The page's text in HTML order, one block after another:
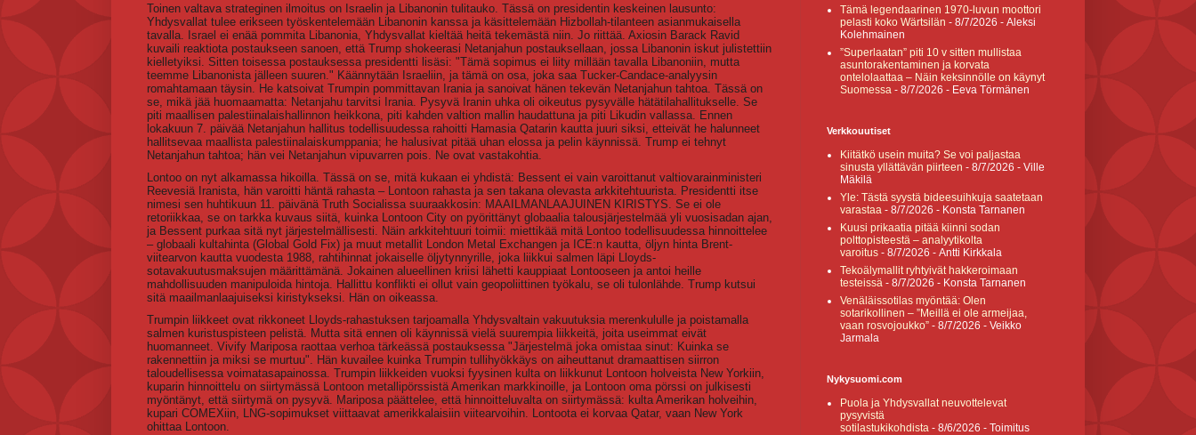
Toinen valtava strateginen ilmoitus on Israelin ja Libanonin tulitauko. Tässä on presidentin keskeinen lausunto:
Yhdysvallat tulee erikseen työskentelemään Libanonin kanssa ja käsittelemään Hizbollah-tilanteen asianmukaisella
tavalla. Israel ei enää pommita Libanonia, Yhdysvallat kieltää heitä tekemästä niin. Jo riittää. Axiosin Barack Ravid
kuvaili reaktiota postaukseen sanoen, että Trump shokeerasi Netanjahun postauksellaan, jossa Libanonin iskut julistettiin
kielletyiksi. Sitten toisessa postauksessa presidentti lisäsi: "Tämä sopimus ei liity millään tavalla Libanoniin, mutta
teemme Libanonista jälleen suuren." Käännytään Israeliin, ja tämä on osa, joka saa Tucker-Candace-analyysin
romahtamaan täysin. He katsoivat Trumpin pommittavan Irania ja sanoivat hänen tekevän Netanjahun tahtoa. Tässä on
se, mikä jää huomaamatta: Netanjahu tarvitsi Irania. Pysyvä Iranin uhka oli oikeutus pysyvälle hätätilahallitukselle. Se
piti maallisen palestiinalaishallinnon heikkona, piti kahden valtion mallin haudattuna ja piti Likudin vallassa. Ennen
lokakuun 7. päivää Netanjahun hallitus todellisuudessa rahoitti Hamasia Qatarin kautta juuri siksi, etteivät he halunneet
hallitsevaa maallista palestiinalaiskumppania; he halusivat pitää uhan elossa ja pelin käynnissä. Trump ei tehnyt
Netanjahun tahtoa; hän vei Netanjahun vipuvarren pois. Ne ovat vastakohtia.
Lontoo on nyt alkamassa hikoilla. Tässä on se, mitä kukaan ei yhdistä: Bessent ei vain varoittanut valtiovarainministeri
Reevesiä Iranista, hän varoitti häntä rahasta – Lontoon rahasta ja sen takana olevasta arkkitehtuurista. Presidentti itse
nimesi sen huhtikuun 11. päivänä Truth Socialissa suuraakkosin: MAAILMANLAAJUINEN KIRISTYS. Se ei ole
retoriikkaa, se on tarkka kuvaus siitä, kuinka Lontoon City on pyörittänyt globaalia talousjärjestelmää yli vuosisadan ajan,
ja Bessent purkaa sitä nyt järjestelmällisesti. Näin arkkitehtuuri toimii: miettikää mitä Lontoo todellisuudessa hinnoittelee
– globaali kultahinta (Global Gold Fix) ja muut metallit London Metal Exchangen ja ICE:n kautta, öljyn hinta Brent-
viitearvon kautta vuodesta 1988, rahtihinnat jokaiselle öljytynnyrille, joka liikkui salmen läpi Lloyds-
sotavakuutusmaksujen määrittämänä. Jokainen alueellinen kriisi lähetti kauppiaat Lontooseen ja antoi heille
mahdollisuuden manipuloida hintoja. Hallittu konflikti ei ollut vain geopoliittinen työkalu, se oli tulonlähde. Trump kutsui
sitä maailmanlaajuiseksi kiristykseksi. Hän on oikeassa.
Trumpin liikkeet ovat rikkoneet Lloyds-rahastuksen tarjoamalla Yhdysvaltain vakuutuksia merenkululle ja poistamalla
salmen kuristuspisteen pelistä. Mutta sitä ennen oli käynnissä vielä suurempia liikkeitä, joita useimmat eivät
huomanneet. Vivify Mariposa raottaa verhoa tärkeässä postauksessa "Järjestelmä joka omistaa sinut: Kuinka se
rakennettiin ja miksi se murtuu". Hän kuvailee kuinka Trumpin tullihyökkäys on aiheuttanut dramaattisen siirron
taloudellisessa voimatasapainossa. Trumpin liikkeiden vuoksi fyysinen kulta on liikkunut Lontoon holveista New Yorkiin,
kuparin hinnoittelu on siirtymässä Lontoon metallipörssistä Amerikan markkinoille, ja Lontoon oma pörssi on julkisesti
myöntänyt, että siirtymä on pysyvä. Mariposa päättelee, että hinnoitteluvalta on siirtymässä: kulta Amerikan holveihin,
kupari COMEXiin, LNG-sopimukset viittaavat amerikkalaisiin viitearvoihin. Lontoota ei korvaa Qatar, vaan New York
ohittaa Lontoon.
Tämä legendaarinen 1970-luvun moottori
pelasti koko Wärtsilän - 8/7/2026 - Aleksi
Kolehmainen
”Superlaatan” piti 10 v sitten mullistaa
asuntorakentaminen ja korvata
ontelolaattaa – Näin keksinnölle on käynyt
Suomessa - 8/7/2026 - Eeva Törmänen
Verkkouutiset
Kiitätkö usein muita? Se voi paljastaa
sinusta yllättävän piirteen - 8/7/2026 - Ville
Mäkilä
Yle: Tästä syystä bideesuihkuja saatetaan
varastaa - 8/7/2026 - Konsta Tarnanen
Kuusi prikaatia pitää kiinni sodan
polttopisteestä – analyytikolta
varoitus - 8/7/2026 - Antti Kirkkala
Tekoälymallit ryhtyivät hakkeroimaan
testeissä - 8/7/2026 - Konsta Tarnanen
Venäläissotilas myöntää: Olen
sotarikollinen – ”Meillä ei ole armeijaa,
vaan rosvojoukko” - 8/7/2026 - Veikko
Jarmala
Nykysuomi.com
Puola ja Yhdysvallat neuvottelevat
pysyvistä
sotilastukikohdista - 8/6/2026 - Toimitus